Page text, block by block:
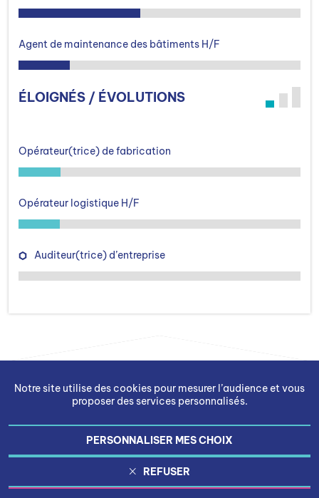
Agent de maintenance des bâtiments H/F
ÉLOIGNÉS / ÉVOLUTIONS
Opérateur(trice) de fabrication
Opérateur logistique H/F
Auditeur(trice) d’entreprise
Notre site utilise des cookies pour mesurer l’audience et vous
proposer des services personnalisés.
PERSONNALISER MES CHOIX
REFUSER
Gestion des cookies